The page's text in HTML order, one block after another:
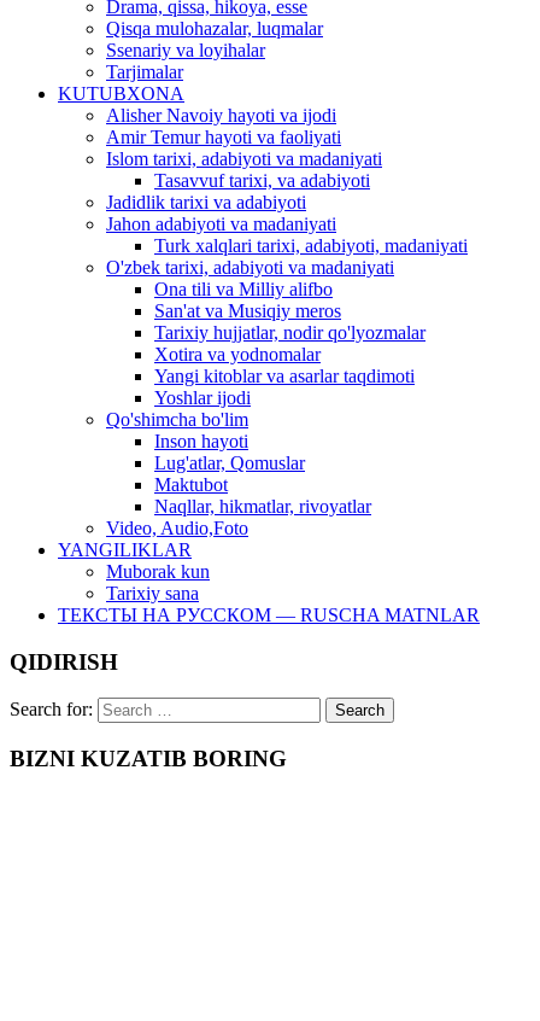
Drama, qissa, hikoya, esse
Qisqa mulohazalar, luqmalar
Ssenariy va loyihalar
Tarjimalar
KUTUBXONA
Alisher Navoiy hayoti va ijodi
Amir Temur hayoti va faoliyati
Islom tarixi, adabiyoti va madaniyati
Tasavvuf tarixi, va adabiyoti
Jadidlik tarixi va adabiyoti
Jahon adabiyoti va madaniyati
Turk xalqlari tarixi, adabiyoti, madaniyati
O'zbek tarixi, adabiyoti va madaniyati
Ona tili va Milliy alifbo
San'at va Musiqiy meros
Tarixiy hujjatlar, nodir qo'lyozmalar
Xotira va yodnomalar
Yangi kitoblar va asarlar taqdimoti
Yoshlar ijodi
Qo'shimcha bo'lim
Inson hayoti
Lug'atlar, Qomuslar
Maktubot
Naqllar, hikmatlar, rivoyatlar
Video, Audio,Foto
YANGILIKLAR
Muborak kun
Tarixiy sana
ТЕКСТЫ НА РУССКОМ — RUSCHA MATNLAR
QIDIRISH
Search for:
BIZNI KUZATIB BORING